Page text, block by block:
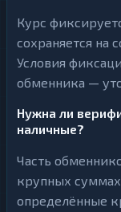
Курс
сохраняется на
Условия
обменника —
Нужна ли
наличные?
Часть
крупных
определённые